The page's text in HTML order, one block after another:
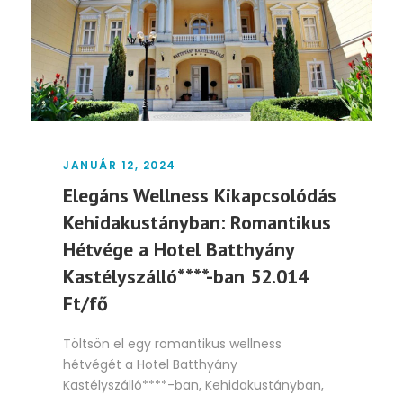
JANUÁR 12, 2024
Elegáns Wellness Kikapcsolódás
Kehidakustányban: Romantikus
Hétvége a Hotel Batthyány
Kastélyszálló****-ban 52.014
Ft/fő
Töltsön el egy romantikus wellness
hétvégét a Hotel Batthyány
Kastélyszálló****-ban, Kehidakustányban,